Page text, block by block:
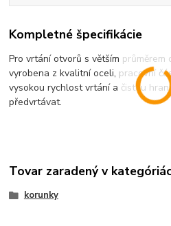
Kompletné špecifikácie
Pro vrtání otvorů s větším průměrem
vyrobena z kvalitní oceli, pracovní
vysokou rychlost vrtání a čistou
předvrtávat.
Tovar zaradený v
korunky